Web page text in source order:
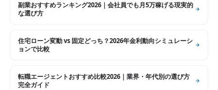
副業おすすめランキング2026｜会社員でも月5万稼げる現実的
な選び方
住宅ローン変動 vs 固定どっち？2026年金利動向シミュレーシ
ョンで比較
転職エージェントおすすめ比較2026｜業界・年代別の選び方
完全ガイド